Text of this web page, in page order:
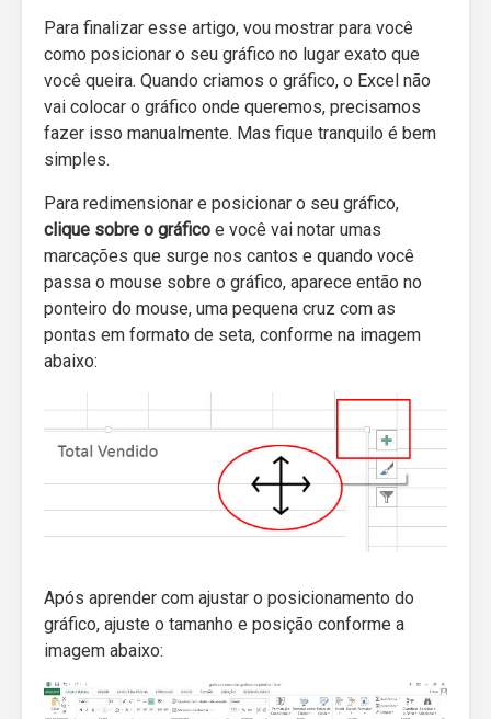
Para finalizar esse artigo, vou mostrar para você
como posicionar o seu gráfico no lugar exato que
você queira. Quando criamos o gráfico, o Excel não
vai colocar o gráfico onde queremos, precisamos
fazer isso manualmente. Mas fique tranquilo é bem
simples.
Para redimensionar e posicionar o seu gráfico,
clique sobre o gráfico e você vai notar umas
marcações que surge nos cantos e quando você
passa o mouse sobre o gráfico, aparece então no
ponteiro do mouse, uma pequena cruz com as
pontas em formato de seta, conforme na imagem
abaixo:
Após aprender com ajustar o posicionamento do
gráfico, ajuste o tamanho e posição conforme a
imagem abaixo: